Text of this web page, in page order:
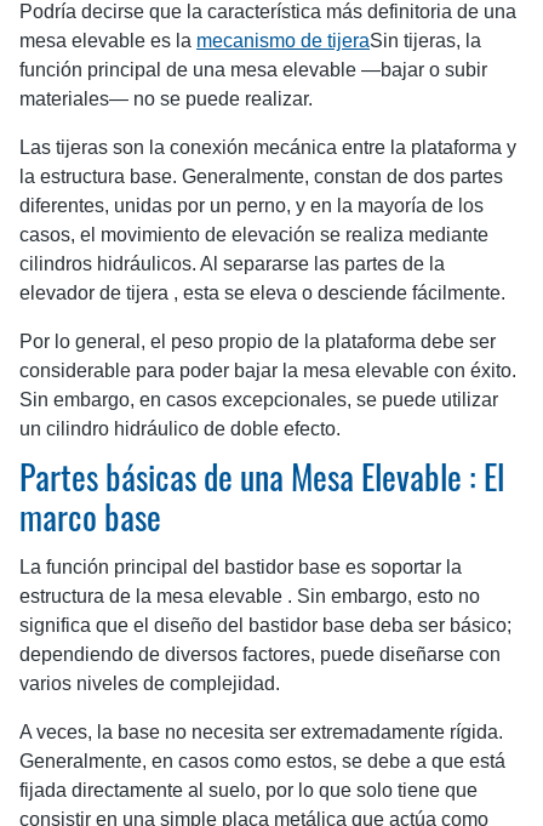
Podría decirse que la característica más definitoria de una
mesa elevable es la mecanismo de tijeraSin tijeras, la
función principal de una mesa elevable —bajar o subir
materiales— no se puede realizar.
Las tijeras son la conexión mecánica entre la plataforma y
la estructura base. Generalmente, constan de dos partes
diferentes, unidas por un perno, y en la mayoría de los
casos, el movimiento de elevación se realiza mediante
cilindros hidráulicos. Al separarse las partes de la
elevador de tijera , esta se eleva o desciende fácilmente.
Por lo general, el peso propio de la plataforma debe ser
considerable para poder bajar la mesa elevable con éxito.
Sin embargo, en casos excepcionales, se puede utilizar
un cilindro hidráulico de doble efecto.
Partes básicas de una Mesa Elevable : El
marco base
La función principal del bastidor base es soportar la
estructura de la mesa elevable . Sin embargo, esto no
significa que el diseño del bastidor base deba ser básico;
dependiendo de diversos factores, puede diseñarse con
varios niveles de complejidad.
A veces, la base no necesita ser extremadamente rígida.
Generalmente, en casos como estos, se debe a que está
fijada directamente al suelo, por lo que solo tiene que
consistir en una simple placa metálica que actúa como